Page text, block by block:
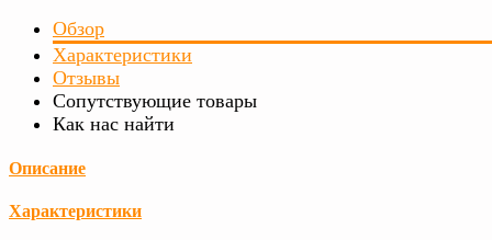
Обзор
Характеристики
Отзывы
Сопутствующие товары
Как нас найти
Описание
Характеристики